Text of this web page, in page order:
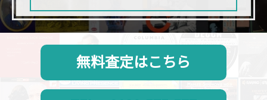
無料査定はこちら